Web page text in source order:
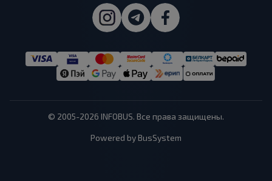
© 2005-2026 INFOBUS. Все права защищены.
Powered by BusSystem